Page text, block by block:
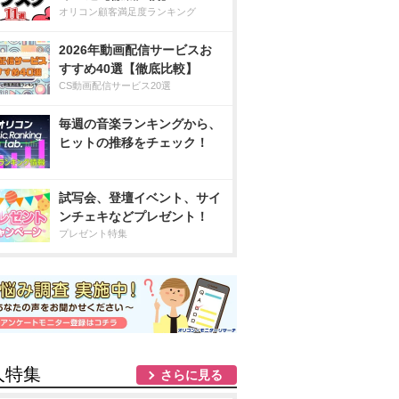
オリコン顧客満足度ランキング
2026年動画配信サービスお
すすめ40選【徹底比較】
CS動画配信サービス20選
毎週の音楽ランキングから、
ヒットの推移をチェック！
試写会、登壇イベント、サイ
ンチェキなどプレゼント！
プレゼント特集
特集 さらに見る